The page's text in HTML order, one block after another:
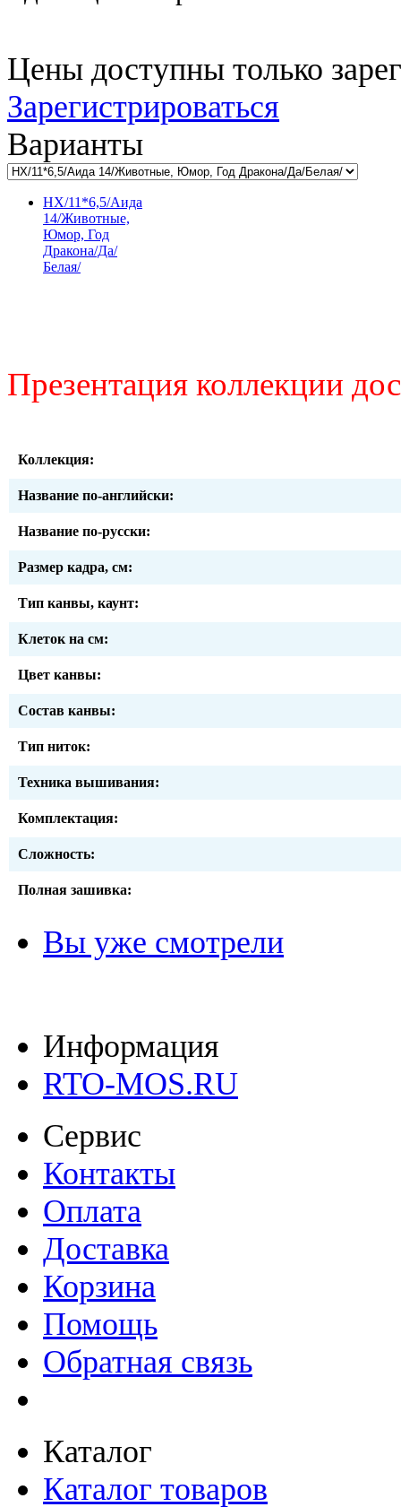
Цены доступны только
Зарегистрироваться
Варианты
HX/11*6,5/Аида
14/Животные,
Юмор, Год
Дракона/Да/
Белая/
Презентация коллекции
Коллекция:
Название по-английски:
Название по-русски:
Размер кадра, см:
Тип канвы, каунт:
Клеток на см:
Цвет канвы:
Состав канвы:
Тип ниток:
Техника вышивания:
Комплектация:
Сложность:
Полная зашивка:
Вы уже смотрели
Информация
RTO-MOS.RU
Сервис
Контакты
Оплата
Доставка
Корзина
Помощь
Обратная связь
Каталог
Каталог товаров